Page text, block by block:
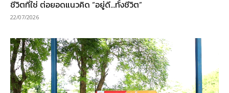
ชีวิตที่ใช่ ต่อยอดแนวคิด “อยู่ดี…ทั้งชีวิต”
22/07/2026